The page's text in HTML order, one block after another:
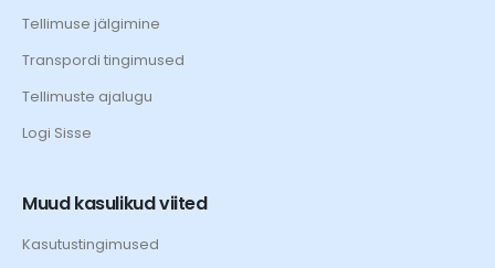
Tellimuse jälgimine
Transpordi tingimused
Tellimuste ajalugu
Logi Sisse
Muud kasulikud viited
Kasutustingimused